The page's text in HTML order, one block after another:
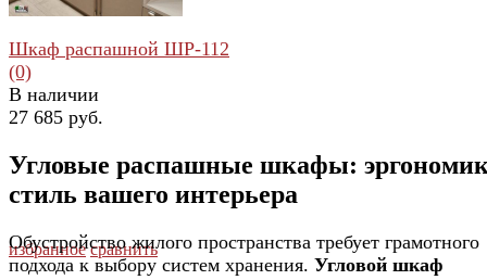
избранное сравнить
Шкаф распашной ШР-112
(0)
В наличии
27 685 руб.
Угловые распашные шкафы:
стиль вашего интерьера
Обустройство жилого пространства требует грамотного
подхода к выбору систем хранения. Угловой шкаф